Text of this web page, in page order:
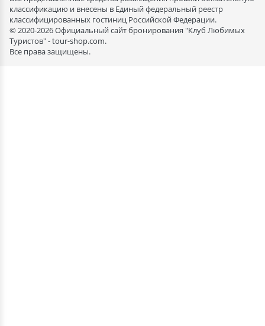
классификацию и внесены в Единый федеральный реестр
классифицированных гостиниц Российской Федерации.
© 2020-2026 Официальный сайт бронирования "Клуб Любимых
Туристов" - tour-shop.com.
Все права защищены.